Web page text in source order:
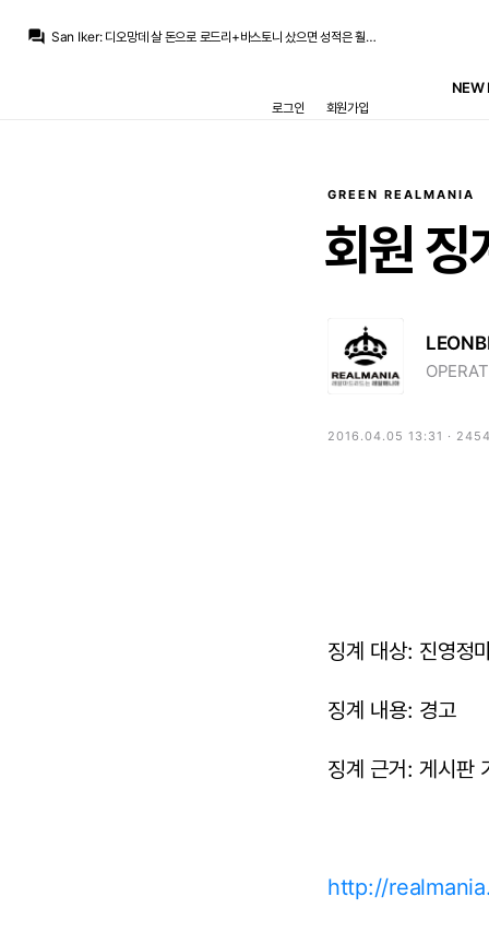
question_answer San Iker: 디오망데 살 돈으로 로드리+바스토니 샀으면 성적은 훨씬 더 잘 뽑았을듯요...ㅋㅋ
NEW
로그인 회원가입
GREEN REALMANIA
회원 징
2016.04.05 13:31 ·
징계 대상: 진영
징계 내용: 경고
징계 근거: 게시판
http://